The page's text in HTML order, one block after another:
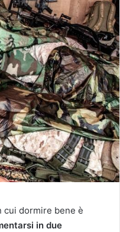
cui dormire bene è
in due